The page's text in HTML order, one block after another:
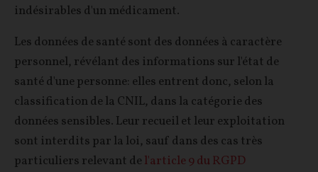
indésirables d'un médicament.
Les données de santé sont des données à caractère
personnel, révélant des informations sur l'état de
santé d'une personne: elles entrent donc, selon la
classification de la CNIL, dans la catégorie des
données sensibles. Leur recueil et leur exploitation
sont interdits par la loi, sauf dans des cas très
particuliers relevant de l'article 9 du RGPD